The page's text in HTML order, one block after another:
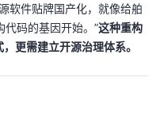
软件贴牌国产化，就像给舶
码的基因开始。”这种重构
更需建立开源治理体系。